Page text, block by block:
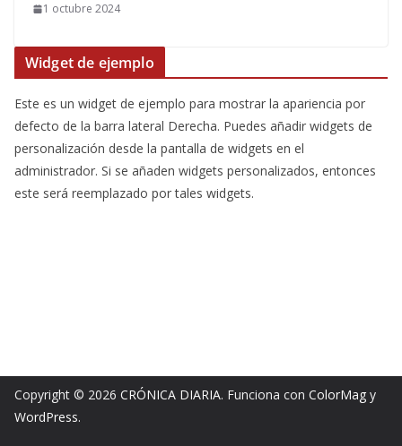
1 octubre 2024
Widget de ejemplo
Este es un widget de ejemplo para mostrar la apariencia por
defecto de la barra lateral Derecha. Puedes añadir widgets de
personalización desde la pantalla de widgets en el
administrador. Si se añaden widgets personalizados, entonces
este será reemplazado por tales widgets.
Copyright © 2026 CRÓNICA DIARIA. Funciona con ColorMag y
WordPress.